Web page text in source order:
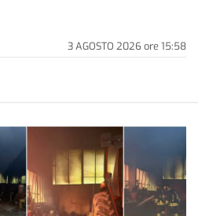
3 AGOSTO 2026ore 15:58